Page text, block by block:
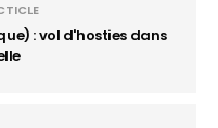
: vol d'hosties dans